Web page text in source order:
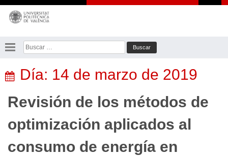
Saltar
contenido
Buscar:
Día: 14 de marzo de 2019
Revisión de los métodos de
optimización aplicados al
consumo de energía en